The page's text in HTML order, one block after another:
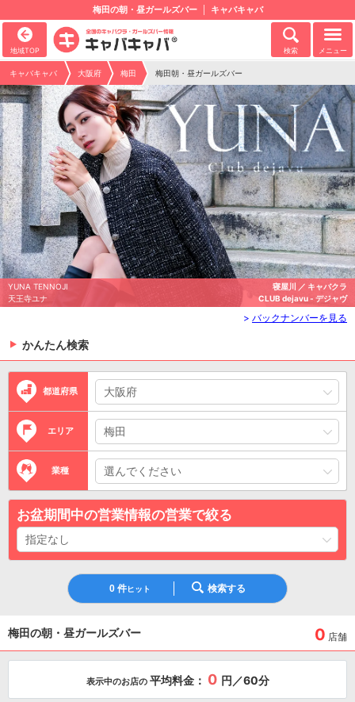
梅田の朝・昼ガールズバー キャバキャバ
地域TOP 検索 メニュー
キャバキャバ 大阪府 梅田 梅田朝・昼ガールズバー
YUNA TENNOJI
天王寺ユナ
寝屋川 ／ キャバクラ
CLUB dejavu - デジャヴ
> バックナンバーを見る
かんたん検索
都道府県
エリア
業種
お盆期間中の営業情報の営業で絞る
0 件ヒット 検索する
梅田の朝・昼ガールズバー 0 店舗
表示中のお店の 平均料金： 0 円／60分